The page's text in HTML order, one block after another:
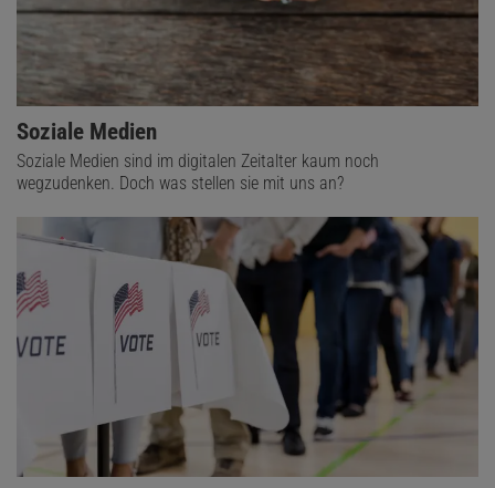
Soziale Medien
Soziale Medien sind im digitalen Zeitalter kaum noch
wegzudenken. Doch was stellen sie mit uns an?